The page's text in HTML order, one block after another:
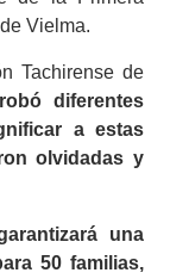
Vielma.
Tachirense de
diferentes
a estas
olvidadas y
una
50 familias,